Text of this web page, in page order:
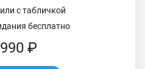
с табличкой
бесплатно
₽